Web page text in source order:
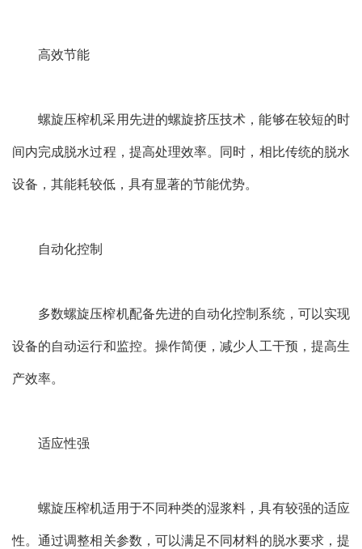
高效节能
螺旋压榨机采用先进的螺旋挤压技术，能够在较短的时
间内完成脱水过程，提高处理效率。同时，相比传统的脱水
设备，其能耗较低，具有显著的节能优势。
自动化控制
多数螺旋压榨机配备先进的自动化控制系统，可以实现
设备的自动运行和监控。操作简便，减少人工干预，提高生
产效率。
适应性强
螺旋压榨机适用于不同种类的湿浆料，具有较强的适应
性。通过调整相关参数，可以满足不同材料的脱水要求，提